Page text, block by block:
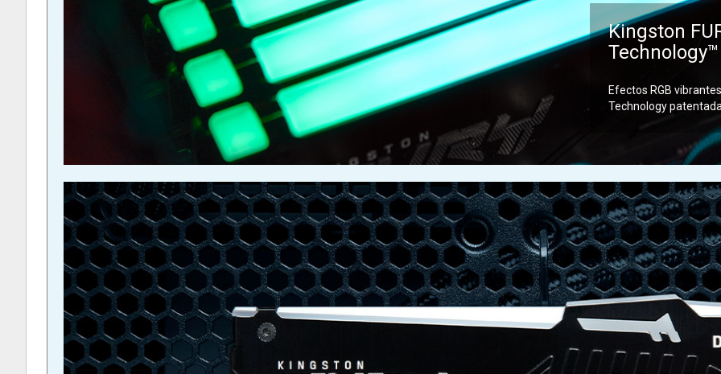
Kingston
Efectos RGB
Technology